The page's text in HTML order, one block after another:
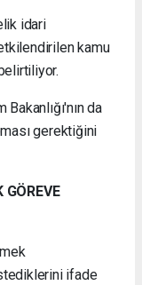
idari
kamu
da
gerektiğini
ifade